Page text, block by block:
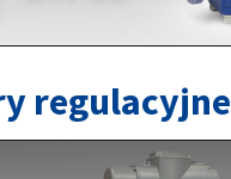
regulacyjne